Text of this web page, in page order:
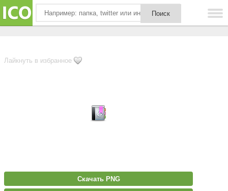
Лайкнуть в избранное
Скачать PNG